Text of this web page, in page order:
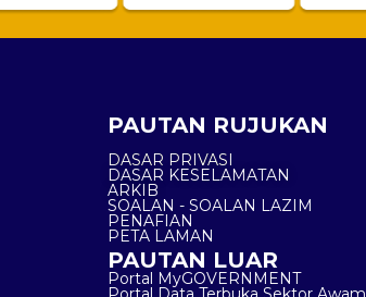
PAUTAN RUJUKAN
DASAR PRIVASI
DASAR KESELAMATAN
ARKIB
SOALAN - SOALAN LAZIM
PENAFIAN
PETA LAMAN
PAUTAN LUAR
Portal MyGOVERNMENT